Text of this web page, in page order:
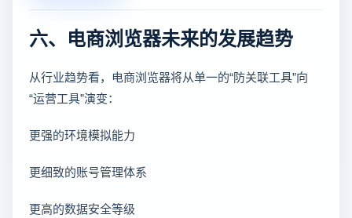
六、电商浏览器未来的发展趋势
从行业趋势看，电商浏览器将从单一的“防关联工具”向
“运营工具”演变：
更强的环境模拟能力
更细致的账号管理体系
更高的数据安全等级